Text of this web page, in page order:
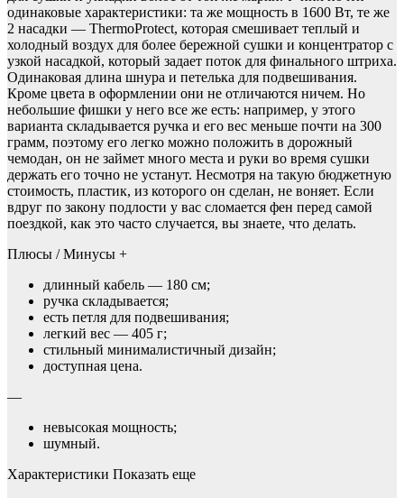
одинаковые характеристики: та же мощность в 1600 Вт, те же
2 насадки — ThermoProtect, которая смешивает теплый и
холодный воздух для более бережной сушки и концентратор с
узкой насадкой, который задает поток для финального штриха.
Одинаковая длина шнура и петелька для подвешивания.
Кроме цвета в оформлении они не отличаются ничем. Но
небольшие фишки у него все же есть: например, у этого
варианта складывается ручка и его вес меньше почти на 300
грамм, поэтому его легко можно положить в дорожный
чемодан, он не займет много места и руки во время сушки
держать его точно не устанут. Несмотря на такую бюджетную
стоимость, пластик, из которого он сделан, не воняет. Если
вдруг по закону подлости у вас сломается фен перед самой
поездкой, как это часто случается, вы знаете, что делать.
Плюсы / Минусы +
длинный кабель — 180 см;
ручка складывается;
есть петля для подвешивания;
легкий вес — 405 г;
стильный минималистичный дизайн;
доступная цена.
—
невысокая мощность;
шумный.
Характеристики Показать еще